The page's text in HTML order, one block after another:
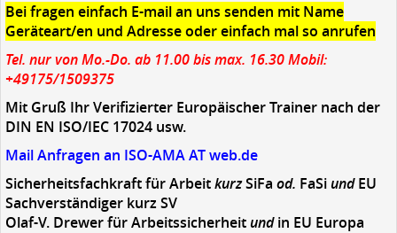
Bei fragen einfach E-mail an uns senden mit Name
Geräteart/en und Adresse oder einfach mal so anrufen
Tel. nur von Mo.-Do. ab 11.00 bis max. 16.30 Mobil:
+49175/1509375
Mit Gruß Ihr Verifizierter Europäischer Trainer nach der
DIN EN ISO/IEC 17024 usw.
Mail Anfragen an ISO-AMA AT web.de
Sicherheitsfachkraft für ArbeitkurzSiFa od. FaSi undEU
Sachverständiger kurz SV
Olaf-V. Drewer für Arbeitssicherheit undin EU Europa